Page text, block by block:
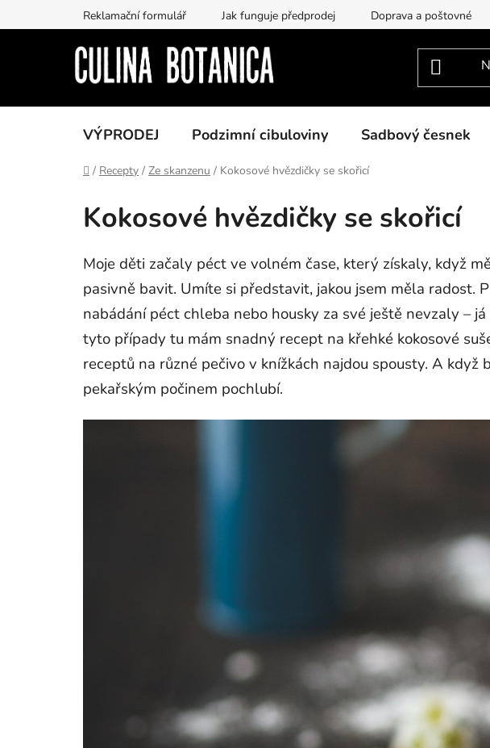
na
Reklamační formulář Jak funguje předprodej Doprava a poštovné
VÝPRODEJ Podzimní cibuloviny Sadbový česnek
Domů
/ Recepty / Ze skanzenu / Kokosové hvězdičky se skořicí
Kokosové hvězdičky se skořicí
Moje děti začaly péct ve volném čase, který získaly, když
pasivně bavit. Umíte si představit, jakou jsem měla radost.
nabádání péct chleba nebo housky za své ještě nevzaly –
tyto případy tu mám snadný recept na křehké kokosové
receptů na různé pečivo v knížkách najdou spousty. A
pekařským počinem pochlubí.